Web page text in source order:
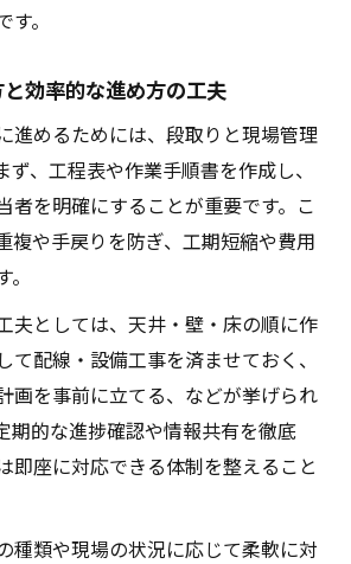
。
効率的な進め方の工夫
進めるためには、段取りと現場管理
ず、工程表や作業手順書を作成し、
者を明確にすることが重要です。こ
複や手戻りを防ぎ、工期短縮や費用
夫としては、天井・壁・床の順に作
て配線・設備工事を済ませておく、
画を事前に立てる、などが挙げられ
期的な進捗確認や情報共有を徹底
即座に対応できる体制を整えること
種類や現場の状況に応じて柔軟に対